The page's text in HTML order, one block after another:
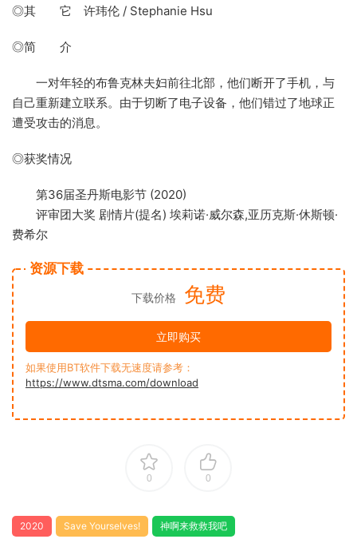
◎其 它 许玮伦 / Stephanie Hsu
◎简 介
一对年轻的布鲁克林夫妇前往北部，他们断开了手机，与
自己重新建立联系。由于切断了电子设备，他们错过了地球正
遭受攻击的消息。
◎获奖情况
第36届圣丹斯电影节 (2020)
评审团大奖 剧情片(提名) 埃莉诺·威尔森,亚历克斯·休斯顿·
费希尔
资源下载
下载价格 免费
立即购买
如果使用BT软件下载无速度请参考：
https://www.dtsma.com/download
0 0
2020 Save Yourselves! 神啊来救救我吧